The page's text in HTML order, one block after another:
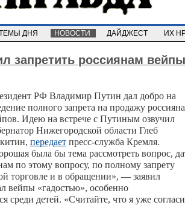
ДНЯ НОВОСТИ ДАЙДЖЕСТ ИХ
запретить россиянам вейпы
РФ Владимир Путин дал добро на
полного запрета на продажу
Идею на встрече с Путиным озвучил
Нижегородской области Глеб
передает пресс-служба Кремля.
была бы тема рассмотреть вопрос,
по этому вопросу, по полному запрету
торговле и в обращении», — заявил
вейпы «гадостью», особенно
среди детей. «Считайте, что я уже